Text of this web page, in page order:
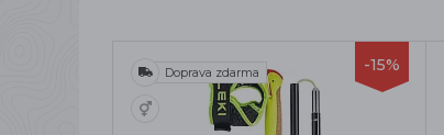
-15%
Doprava zdarma